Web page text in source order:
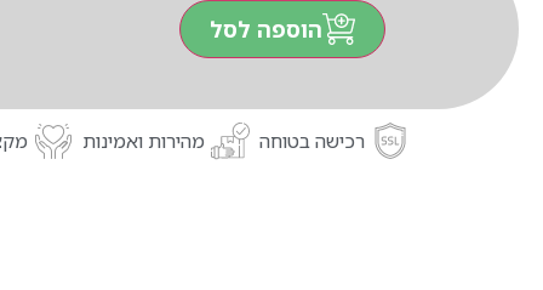
הוספה לסל
רכישה בטוחה מהירות ואמינות